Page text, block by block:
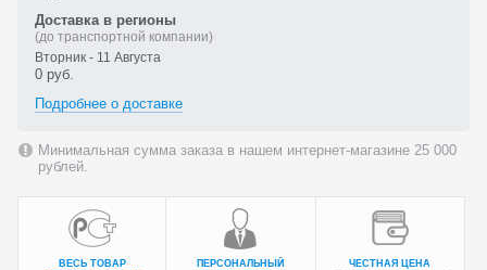
Доставка в регионы
(до транспортной компании)
Вторник - 11 Августа
0 руб.
Подробнее о доставке
Минимальная сумма заказа в нашем интернет-магазине 25 000
рублей.
ВЕСЬ ТОВАР
ПЕРСОНАЛЬНЫЙ
ЧЕСТНАЯ ЦЕНА